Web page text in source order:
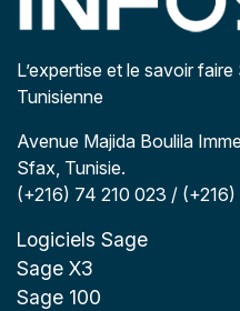
L’expertise et le savoir
Tunisienne
Avenue Majida Boulila
Sfax, Tunisie.
(+216) 74 210 023 /
Logiciels Sage
Sage X3
Sage 100